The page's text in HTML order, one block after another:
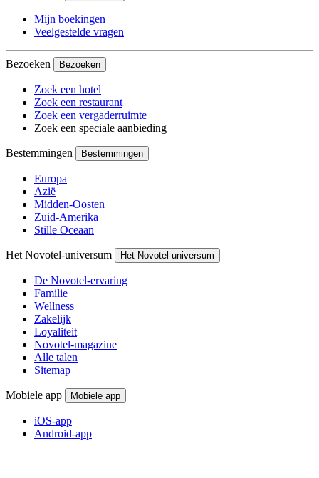
Mijn boekingen
Veelgestelde vragen
Bezoeken Bezoeken
Zoek een hotel
Zoek een restaurant
Zoek een vergaderruimte
Zoek een speciale aanbieding
Bestemmingen Bestemmingen
Europa
Azië
Midden-Oosten
Zuid-Amerika
Stille Oceaan
Het Novotel-universum Het Novotel-universum
De Novotel-ervaring
Familie
Wellness
Zakelijk
Loyaliteit
Novotel-magazine
Alle talen
Sitemap
Mobiele app Mobiele app
iOS-app
Android-app